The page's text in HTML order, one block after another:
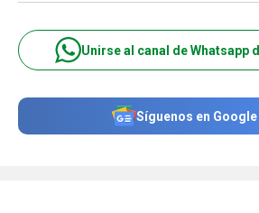
Unirse al canal de Whatsapp
Síguenos en Google